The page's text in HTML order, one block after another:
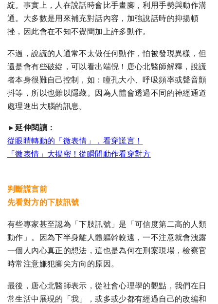
綻。事實上，人在說話時會比手畫腳，利用手勢與動作溝
通。大多數是用來補充對話內容，加強說話時的抑揚頓
挫，因此會在不知不覺間加上許多動作。
不過，說謊的人通常不太做任何動作，怕被發現異樣，但
還是會有些破綻，可以看出端倪！唐心北醫師解釋，說謊
者本身很難自己控制，如：瞳孔大小、呼吸頻率或聲音顫
抖等，所以也難以隱藏。因為人體會透過不同的神經通道
處理進出大腦的訊息。
►延伸閱讀：
從眼睛轉動的「微表情」，看穿謊言！
「微表情」大揭密！從瞬間動作看穿對方
判斷謊言前
先看對方的下肢訊號
有些專家甚至認為「下肢訊號」是「可信度第二高的人類
動作」。因為下半身離人體軀幹較遠，一不注意就會洩露
一個人內心真正的想法，這也是為何在刑案現場，檢察官
時常注意嫌犯腳尖方向的原因。
最後，唐心北醫師表示，從社會心理學的觀點，我們在日
常生活中展現的「我」，或多或少都有經過自己的改編和